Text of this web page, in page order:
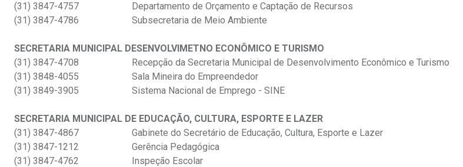
(31) 3847-4757
Departamento de Orçamento e Captação de Recursos
(31) 3847-4786
Subsecretaria de Meio Ambiente
SECRETARIA MUNICIPAL DESENVOLVIMETNO ECONÔMICO E TURISMO
(31) 3847-4708
Recepção da Secretaria Municipal de Desenvolvimento Econômico e Turismo
(31) 3848-4055
Sala Mineira do Empreendedor
(31) 3849-3905
Sistema Nacional de Emprego - SINE
SECRETARIA MUNICIPAL DE EDUCAÇÃO, CULTURA, ESPORTE E LAZER
(31) 3847-4867
Gabinete do Secretário de Educação, Cultura, Esporte e Lazer
(31) 3847-1212
Gerência Pedagógica
(31) 3847-4762
Inspeção Escolar